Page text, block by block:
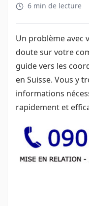
6 min de lecture
Un problème avec
doute sur votre
guide vers les
en Suisse. Vous y
informations
rapidement et